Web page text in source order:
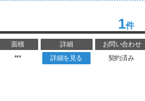
1件
面積 詳細
お問い合わせ
*** 詳細を見る
契約済み